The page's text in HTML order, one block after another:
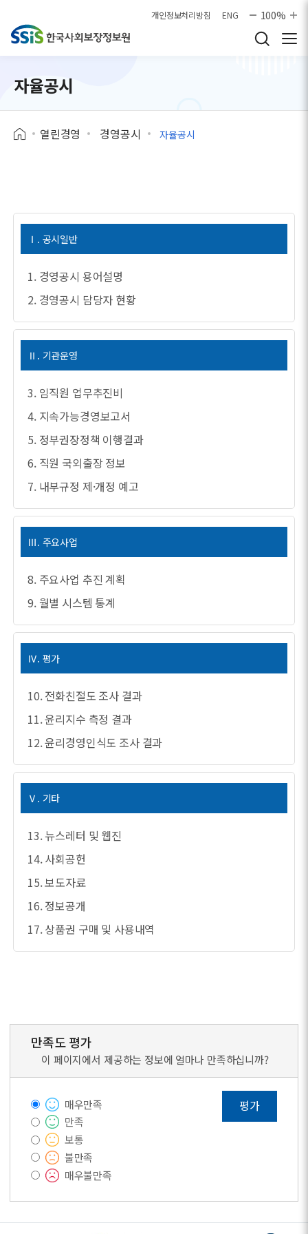
개인정보처리방침 ENG 100%
자율공시
열린경영 경영공시 자율공시
Ⅰ. 공시일반
1. 경영공시 용어설명
2. 경영공시 담당자 현황
Ⅱ. 기관운영
3. 임직원 업무추진비
4. 지속가능경영보고서
5. 정부권장정책 이행결과
6. 직원 국외출장 정보
7. 내부규정 제·개정 예고
Ⅲ. 주요사업
8. 주요사업 추진 계획
9. 월별 시스템 통계
Ⅳ. 평가
10. 전화친절도 조사 결과
11. 윤리지수 측정 결과
12. 윤리경영인식도 조사 결과
Ⅴ. 기타
13. 뉴스레터 및 웹진
14. 사회공헌
15. 보도자료
16. 정보공개
17. 상품권 구매 및 사용내역
만족도 평가
이 페이지에서 제공하는 정보에 얼마나 만족하십니까?
매우만족
만족
보통
불만족
매우불만족
평가